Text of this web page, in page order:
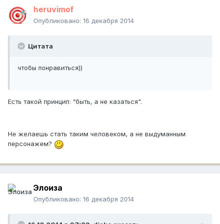
heruvimof
Опубликовано: 16 декабря 2014
Цитата
чтобы понравиться))
Есть такой принцип: "быть, а не казаться".
Не желаешь стать таким человеком, а не выдуманным
персонажем?
Элоиза
Опубликовано: 16 декабря 2014